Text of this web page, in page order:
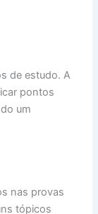
de estudo. A
pontos
um
nas provas
tópicos